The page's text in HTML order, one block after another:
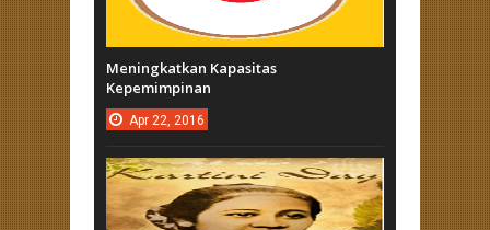
Meningkatkan Kapasitas
Kepemimpinan
Apr 22, 2016